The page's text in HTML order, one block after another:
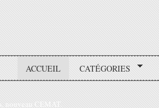
ACCUEIL CATÉGORIES